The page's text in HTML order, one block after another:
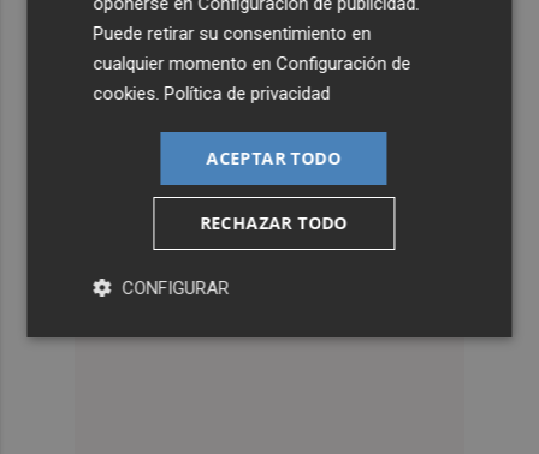
Puede retirar su consentimiento en
cualquier momento enConfiguración de
cookies .Política de privacidad
ACEPTAR TODO
RECHAZAR TODO
CONFIGURAR